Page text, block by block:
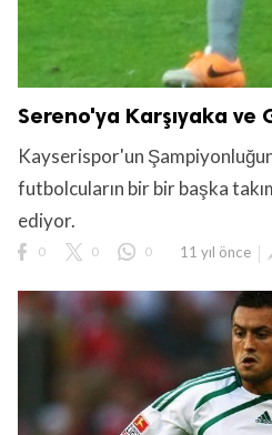
Sereno'ya Karşıyaka ve
Kayserispor'un
futbolcuların bir bir başka
ediyor.
0 0 0 11 yıl önce